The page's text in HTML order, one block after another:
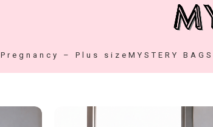
Pregnancy – Plus size MYSTERY BAGS